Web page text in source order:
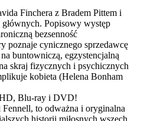
Finchera z Bradem Pittem i
Popisowy występ
bezsenność
poznaje cynicznego sprzedawcę
buntowniczą, egzystencjalną
skraj fizycznych i psychicznych
kobieta (Helena Bonham
Blu-ray i DVD!
to odważna i oryginalna
historii miłosnych wszech